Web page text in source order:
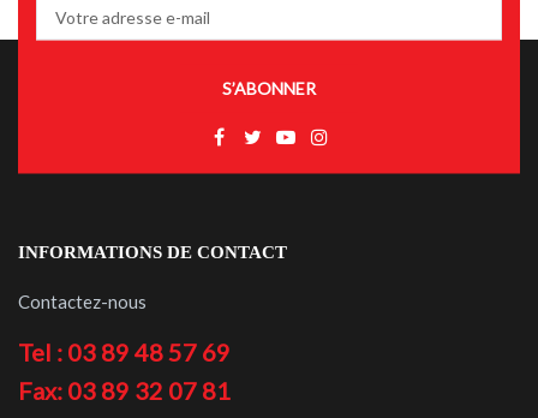
S’ABONNER
INFORMATIONS DE CONTACT
Contactez-nous
Tel : 03 89 48 57 69
Fax: 03 89 32 07 81